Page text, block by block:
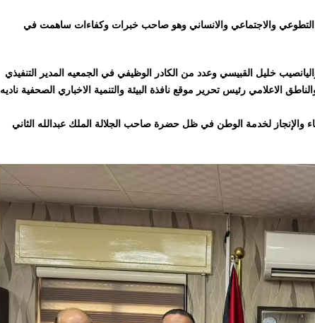
التطوعي والاجتماعي والانساني وهو صاحب خبرات وكفاءات ساهمت في
خليل القبيسي وعدد من الكادر الوظيفي في الجمعيه المدير التنفيذي
الاعلامي رئيس تحرير موقع نافذة البيئة والتنمية الاخباري الصحفية ناديه
والإنجاز لخدمة الوطن في ظل حضرة صاحب الجلالة الملك عبدالله الثاني